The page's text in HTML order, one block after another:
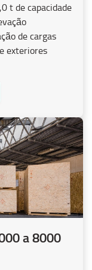
t de capacidade
de cargas
exteriores
a 8000